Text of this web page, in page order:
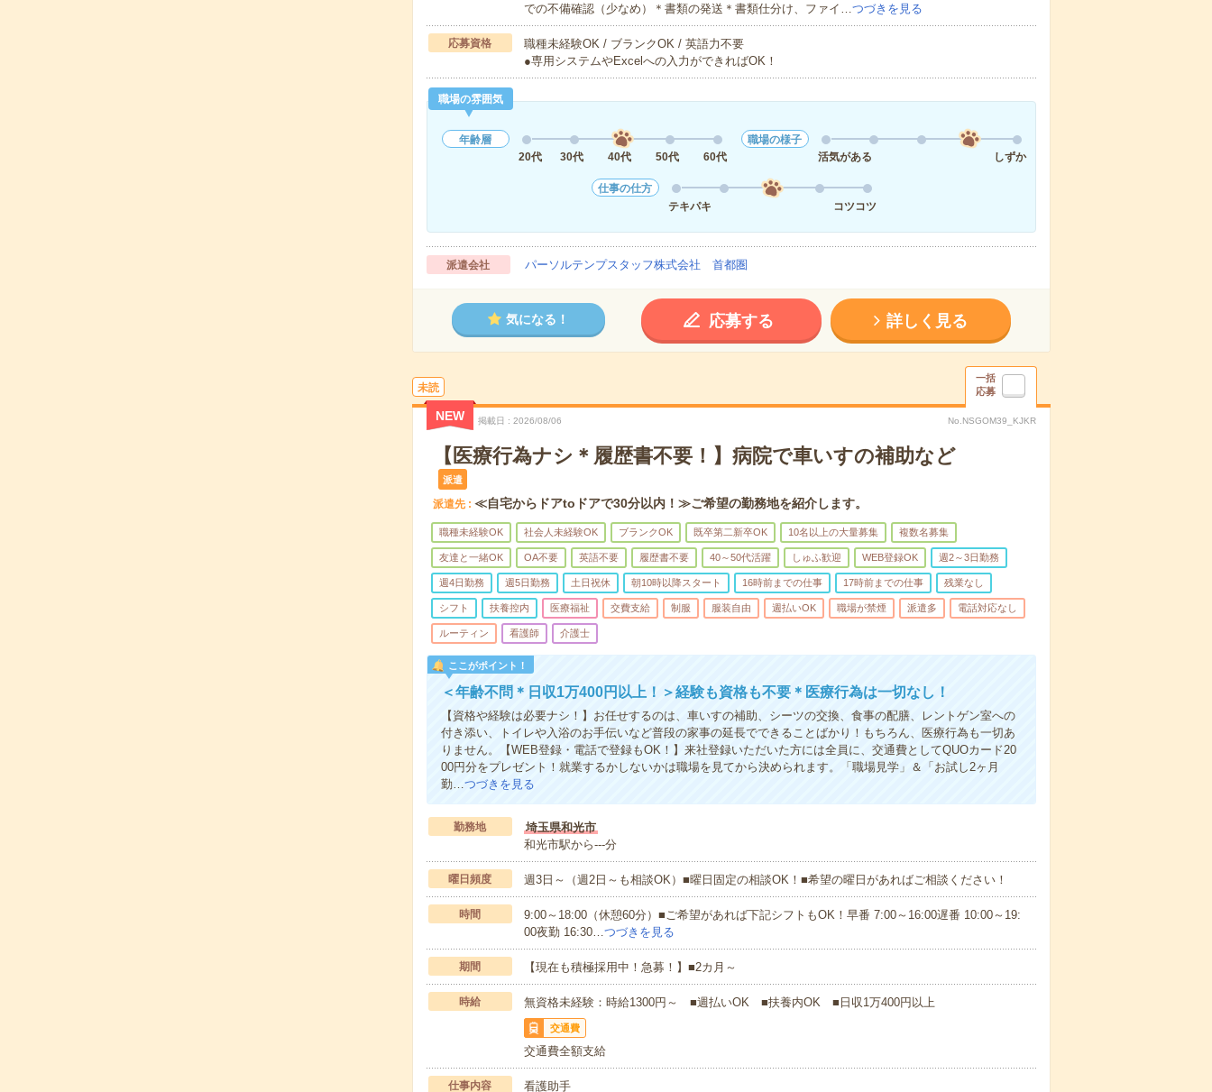
での不備確認（少なめ）＊書類の発送＊書類仕分け、ファイ… つづきを見る
応募資格
職種未経験OK / ブランクOK / 英語力不要
●専用システムやExcelへの入力ができればOK！
職場の雰囲気
年齢層
20代
30代 40代 50代 60代
職場の様子
活気がある
しずか
仕事の仕方
テキパキ
コツコツ
派遣会社 パーソルテンプスタッフ株式会社 首都圏
気になる！ 応募する 詳しく見る
未読
一括
応募
NEW 掲載日 2026/08/06 No.NSGOM39_KJKR
【医療行為ナシ＊履歴書不要！】病院で車いすの補助など
派遣
派遣先 ≪自宅からドアtoドアで30分以内！≫ご希望の勤務地を紹介します。
職種未経験OK 社会人未経験OK ブランクOK 既卒第二新卒OK 10名以上の大量募集 複数名募集
友達と一緒OK OA不要 英語不要 履歴書不要 40～50代活躍 しゅふ歓迎 WEB登録OK 週2～3日勤務
週4日勤務 週5日勤務 土日祝休 朝10時以降スタート 16時前までの仕事 17時前までの仕事 残業なし
シフト 扶養控内 医療福祉 交費支給 制服 服装自由 週払いOK 職場が禁煙 派遣多 電話対応なし
ルーティン 看護師 介護士
ここがポイント！
＜年齢不問＊日収1万400円以上！＞経験も資格も不要＊医療行為は一切なし！
【資格や経験は必要ナシ！】お任せするのは、車いすの補助、シーツの交換、食事の配膳、レントゲン室への
付き添い、トイレや入浴のお手伝いなど普段の家事の延長でできることばかり！もちろん、医療行為も一切あ
りません。【WEB登録・電話で登録もOK！】来社登録いただいた方には全員に、交通費としてQUOカード20
00円分をプレゼント！就業するかしないかは職場を見てから決められます。「職場見学」＆「お試し2ヶ月
勤… つづきを見る
勤務地
埼玉県和光市
和光市駅から---分
曜日頻度 週3日～（週2日～も相談OK）■曜日固定の相談OK！■希望の曜日があればご相談ください！
時間
9:00～18:00（休憩60分）■ご希望があれば下記シフトもOK！早番 7:00～16:00遅番 10:00～19:
00夜勤 16:30… つづきを見る
期間 【現在も積極採用中！急募！】■2カ月～
時給 無資格未経験：時給1300円～ ■週払いOK ■扶養内OK ■日収1万400円以上
交通費
交通費全額支給
仕事内容 看護助手